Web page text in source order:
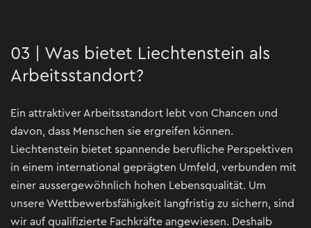
03 | Was bietet Liechtenstein als
Arbeitsstandort?
Ein attraktiver Arbeitsstandort lebt von Chancen und
davon, dass Menschen sie ergreifen können.
Liechtenstein bietet spannende berufliche Perspektiven
in einem international geprägten Umfeld, verbunden mit
einer aussergewöhnlich hohen Lebensqualität. Um
unsere Wettbewerbsfähigkeit langfristig zu sichern, sind
wir auf qualifizierte Fachkräfte angewiesen. Deshalb